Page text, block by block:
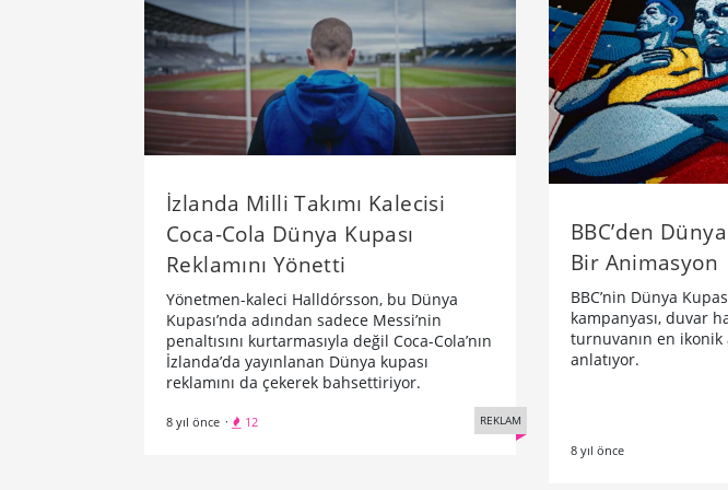
İzlanda Milli Takımı Kalecisi
Coca-Cola Dünya Kupası
Reklamını Yönetti
Yönetmen-kaleci Halldórsson, bu Dünya
Kupası’nda adından sadece Messi’nin
penaltısını kurtarmasıyla değil Coca-Cola’nın
İzlanda’da yayınlanan Dünya kupası
reklamını da çekerek bahsettiriyor.
8 yıl önce · 12 REKLAM
BBC’den
Bir Animasyon
BBC’nin Dünya
kampanyası, duvar
turnuvanın en ikonik
anlatıyor.
8 yıl önce